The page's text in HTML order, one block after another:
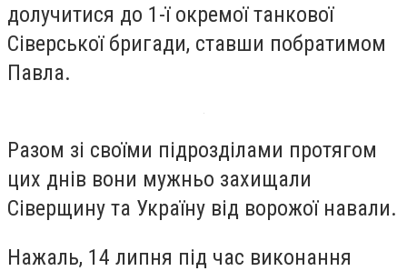
долучитися до 1-ї окремої танкової
Сіверської бригади, ставши побратимом
Павла.
Разом зі своїми підрозділами протягом
цих днів вони мужньо захищали
Сіверщину та Україну від ворожої навали.
Нажаль, 14 липня під час виконання